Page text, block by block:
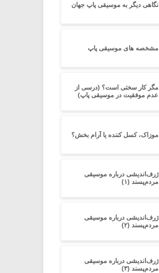
نگاهی دیگر به موسیقی پاپ جهان
مشخصه های موسیقی پاپ
مگر کار سختی است؟ (درسی از
عدم موفقیت در موسیقی پاپ)
موزاک، کسل کننده یا آرام بخش؟
ژرف‌اندیشی درباره‌ موسیقی
مردم‌پسند (۱)
ژرف‌اندیشی درباره‌ موسیقی
مردم‌پسند (۲)
ژرف‌اندیشی درباره‌ موسیقی
مردم‌پسند (۳)